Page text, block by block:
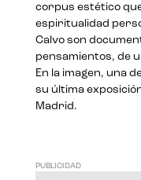
corpus estético
espiritualidad
Calvo son
pensamientos, de
En la imagen, una
su última
Madrid.
PUBLICIDAD